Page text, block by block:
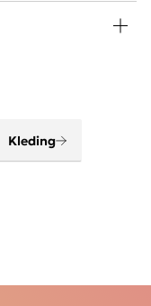
Kleding